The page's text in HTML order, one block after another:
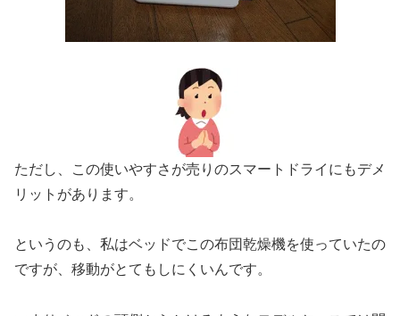
ただし、この使いやすさが売りのスマートドライにもデメ
リットがあります。
というのも、私はベッドでこの布団乾燥機を使っていたの
ですが、移動がとてもしにくいんです。